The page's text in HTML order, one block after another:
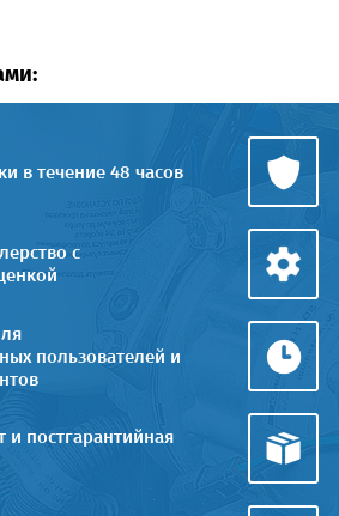
в течение 48 часов
с
пользователей и
и постгарантийная